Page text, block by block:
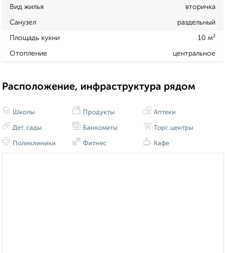
Вид жилья вторичка
Санузел раздельный
Площадь кухни 10 м²
Отопление центральное
Расположение, инфраструктура рядом
Школы
Дет. сады
Поликлиники
Продукты
Банкоматы
Фитнес
Аптеки
Торг. центры
Кафе